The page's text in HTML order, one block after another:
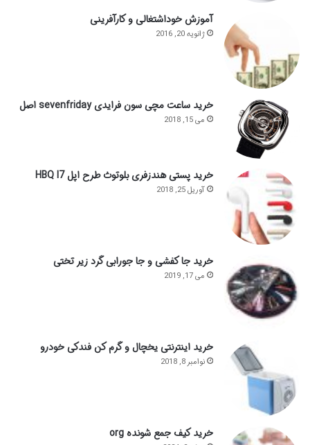
آموزش خوداشتغالی و کارآفرینی
ژانویه 20, 2016
خرید ساعت مچی سون فرایدی sevenfriday اصل
می 15, 2018
خرید پستی هندزفری بلوتوث طرح اپل HBQ I7
آوریل 25, 2018
خرید جا کفشی و جا جورابی گرد زیر تختی
می 17, 2019
خرید اینترنتی یخچال و گرم کن فندکی خودرو
نوامبر 8, 2018
خرید کیف جمع شونده org